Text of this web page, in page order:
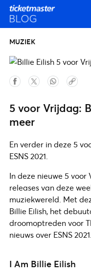
MUZIEK
5 voor Vrijdag:
meer
En verder in deze 5
ESNS 2021.
In deze nieuwe 5
releases van deze
muziekwereld. Met
Billie Eilish, het
droomoptreden voor
nieuws over ESNS 2021.
I Am Billie Eilish